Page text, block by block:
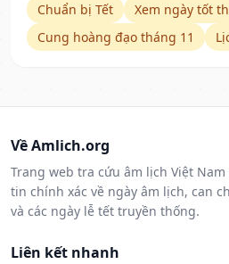
Chuẩn bị Tết
Xem ngày tốt
Cung hoàng đạo tháng 11
Về Amlich.org
Trang web tra cứu âm lịch Việt
tin chính xác về ngày âm lịch, can
và các ngày lễ tết truyền thống.
Liên kết nhanh